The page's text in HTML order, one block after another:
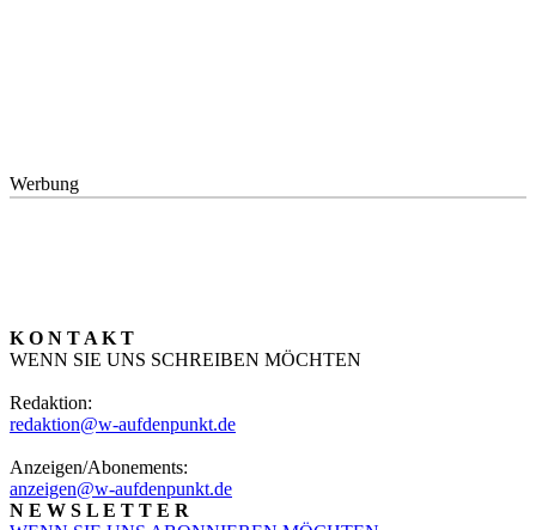
Werbung
K O N T A K T
WENN SIE UNS SCHREIBEN MÖCHTEN
Redaktion:
redaktion@w-aufdenpunkt.de
Anzeigen/Abonements:
anzeigen@w-aufdenpunkt.de
N E W S L E T T E R